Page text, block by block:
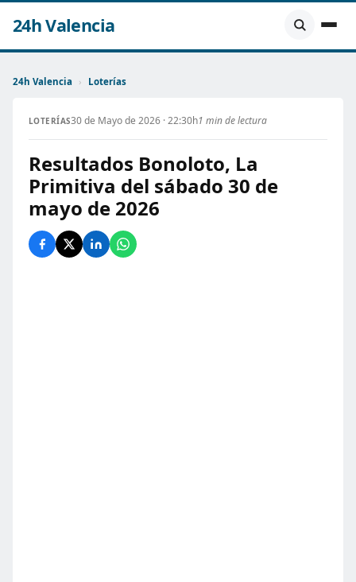
24h Valencia
24h Valencia › Loterías
LOTERÍAS30 de Mayo de 2026 · 22:30h1 min de lectura
Resultados Bonoloto, La
Primitiva del sábado 30 de
mayo de 2026